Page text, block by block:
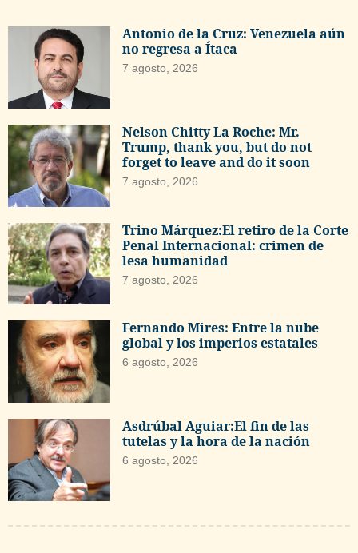
Antonio de la Cruz: Venezuela aún
no regresa a Ítaca
7 agosto, 2026
Nelson Chitty La Roche: Mr.
Trump, thank you, but do not
forget to leave and do it soon
7 agosto, 2026
Trino Márquez:El retiro de la Corte
Penal Internacional: crimen de
lesa humanidad
7 agosto, 2026
Fernando Mires: Entre la nube
global y los imperios estatales
6 agosto, 2026
Asdrúbal Aguiar:El fin de las
tutelas y la hora de la nación
6 agosto, 2026